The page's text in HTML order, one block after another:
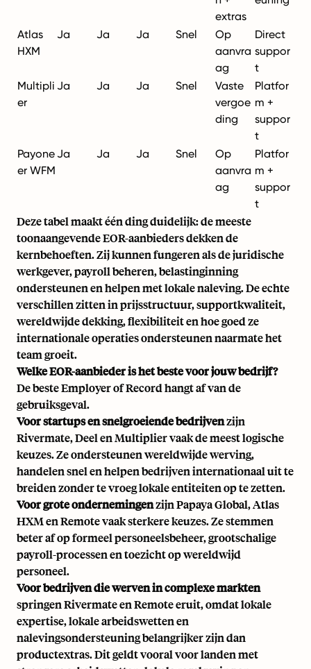
extras
Atlas
HXM
Ja Ja Ja Snel
Op
aanvra
ag
Direct
suppor
t
Multipli
er
Ja Ja Ja Snel
Vaste
vergoe
ding
Platfor
m +
suppor
t
Payone
er WFM
Ja Ja Ja Snel
Op
aanvra
ag
Platfor
m +
suppor
t
Deze tabel maakt één ding duidelijk: de meeste
toonaangevende EOR-aanbieders dekken de
kernbehoeften. Zij kunnen fungeren als de juridische
werkgever, payroll beheren, belastinginning
ondersteunen en helpen met lokale naleving. De echte
verschillen zitten in prijsstructuur, supportkwaliteit,
wereldwijde dekking, flexibiliteit en hoe goed ze
internationale operaties ondersteunen naarmate het
team groeit.
Welke EOR-aanbieder is het beste voor jouw bedrijf?
De beste Employer of Record hangt af van de
gebruiksgeval.
Voorstartups en snelgroeiende bedrijvenzijn
Rivermate, Deel en Multiplier vaak de meest logische
keuzes. Ze ondersteunen wereldwijde werving,
handelen snel en helpen bedrijven internationaal uit te
breiden zonder te vroeg lokale entiteiten op te zetten.
Voor grote ondernemingenzijn Papaya Global, Atlas
HXM en Remote vaak sterkere keuzes. Ze stemmen
beter af op formeel personeelsbeheer, grootschalige
payroll-processen en toezicht op wereldwijd
personeel.
Voor bedrijven die werven in complexe markten
springen Rivermate en Remote eruit, omdat lokale
expertise, lokale arbeidswetten en
nalevingsondersteuning belangrijker zijn dan
productextras. Dit geldt vooral voor landen met